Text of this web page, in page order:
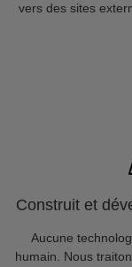
vers des sites
Construit et
Aucune
humain. Nous